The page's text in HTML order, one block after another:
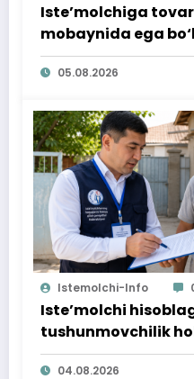
Iste’molchiga
mobaynida ega
ta’minlab berildi
05.08.2026
Istemolchi-Info
Iste’molchi
tushunmovchilik
qilindi
04.08.2026